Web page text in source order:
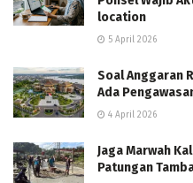
location
5 April 2026
Soal Anggaran
Ada
4 April 2026
Jaga Marwah
Patungan